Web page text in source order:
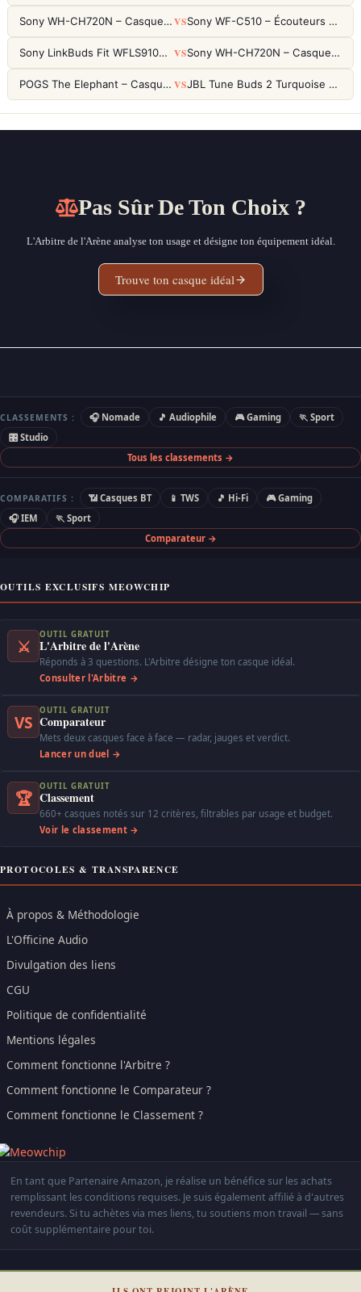
Sony WH-CH720N – Casque ANC 35h, Ultra-léger (192g) avec Processeur V1 VS Sony WF-C510 – Écouteurs True Wireless compacts, autonomie 22h et multipoint
Sony LinkBuds Fit WFLS910NW Blanc – Écouteurs Sport Ailes ANC VS Sony WH-CH720N – Casque ANC 35h, Ultra-léger (192g) avec Processeur V1
POGS The Elephant – Casque Filaire Enfants 85dB POGS-Safe™ (Éco-Responsable) VS JBL Tune Buds 2 Turquoise – Écouteurs True Wireless avec ANC et autonomie 48h
Pas Sûr De Ton Choix ?
L'Arbitre de l'Arène analyse ton usage et désigne ton équipement idéal.
Trouve ton casque idéal
CLASSEMENTS : 🎧 Nomade 🎵 Audiophile 🎮 Gaming
🏃 Sport
🎛 Studio
Tous les classements →
COMPARATIFS : 📶 Casques BT 📱 TWS 🎵 Hi-Fi
🎮 Gaming
🎧 IEM
🏃 Sport
Comparateur →
OUTILS EXCLUSIFS MEOWCHIP
⚔
OUTIL GRATUIT
L'Arbitre de l'Arène
Réponds à 3 questions. L'Arbitre désigne ton casque idéal.
Consulter l'Arbitre →
VS
OUTIL GRATUIT
Comparateur
Mets deux casques face à face — radar, jauges et verdict.
Lancer un duel →
🏆
OUTIL GRATUIT
Classement
660+ casques notés sur 12 critères, filtrables par usage et budget.
Voir le classement →
PROTOCOLES & TRANSPARENCE
À propos & Méthodologie
L'Officine Audio
Divulgation des liens
CGU
Politique de confidentialité
Mentions légales
Comment fonctionne l'Arbitre ?
Comment fonctionne le Comparateur ?
Comment fonctionne le Classement ?
En tant que Partenaire Amazon, je réalise un bénéfice sur les achats
remplissant les conditions requises. Je suis également affilié à d'autres
revendeurs. Si tu achètes via mes liens, tu soutiens mon travail — sans
coût supplémentaire pour toi.